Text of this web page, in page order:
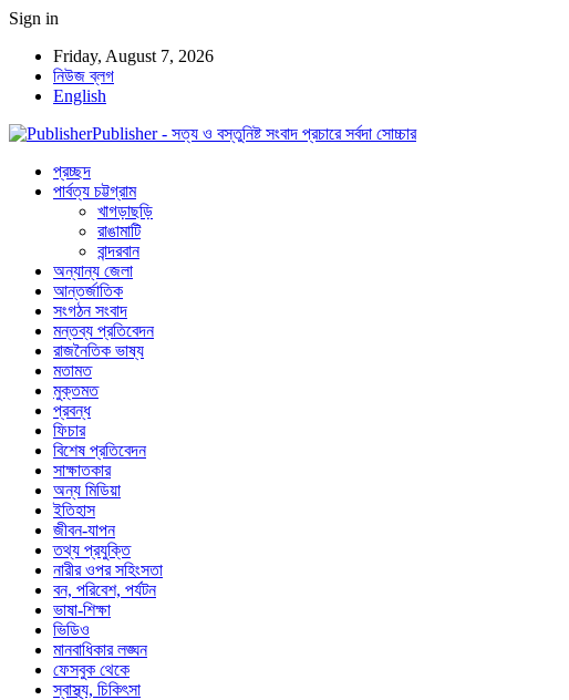
Sign in
Friday, August 7, 2026
নিউজ ব্লগ
English
Publisher - সত্য ও বস্তুনিষ্ট সংবাদ প্রচারে সর্বদা সোচ্চার
প্রচ্ছদ
পার্বত্য চট্টগ্রাম
খাগড়াছড়ি
রাঙামাটি
বান্দরবান
অন্যান্য জেলা
আন্তর্জাতিক
সংগঠন সংবাদ
মন্তব্য প্রতিবেদন
রাজনৈতিক ভাষ্য
মতামত
মুক্তমত
প্রবন্ধ
ফিচার
বিশেষ প্রতিবেদন
সাক্ষাতকার
অন্য মিডিয়া
ইতিহাস
জীবন-যাপন
তথ্য প্রযুক্তি
নারীর ওপর সহিংসতা
বন, পরিবেশ, পর্যটন
ভাষা-শিক্ষা
ভিডিও
মানবাধিকার লঙ্ঘন
ফেসবুক থেকে
স্বাস্থ্য, চিকিৎসা